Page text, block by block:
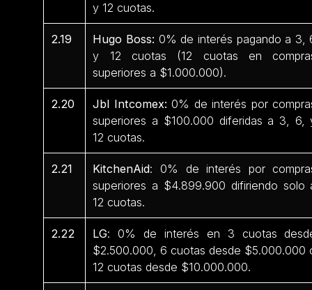
y 12 cuotas.
2.19 Hugo Boss: 0% de interés pagando a 3,
y 12 cuotas (12 cuotas en
superiores a $1.000.000).
2.20 Jbl Intcomex: 0% de interés por
superiores a $100.000 diferidas a 3, 6,
12 cuotas.
2.21 KitchenAid: 0% de interés por
superiores a $4.899.900 difiriendo solo
12 cuotas.
2.22 LG: 0% de interés en 3 cuotas
$2.500.000, 6 cuotas desde $5.000.000
12 cuotas desde $10.000.000.